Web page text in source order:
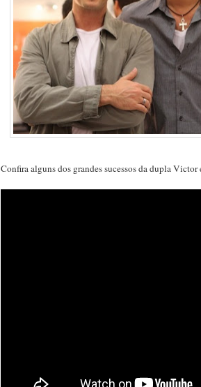
Confira alguns dos grandes sucessos da dupla Victor